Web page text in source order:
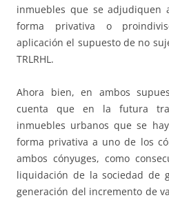
inmuebles que se adjudiquen
forma privativa o
aplicación el supuesto de no
TRLRHL.
Ahora bien, en ambos
cuenta que en la futura
inmuebles urbanos que se
forma privativa a uno de los
ambos cónyuges, como
liquidación de la sociedad de
generación del incremento de